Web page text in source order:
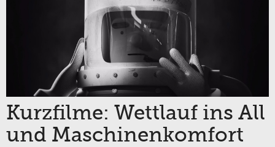
Kurzfilme: Wettlauf ins All
und Maschinenkomfort